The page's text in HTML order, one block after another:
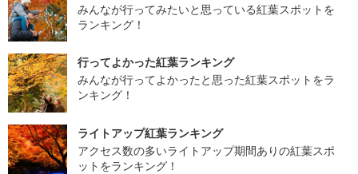
みんなが行ってみたいと思っている紅葉スポットを
ランキング！
行ってよかった紅葉ランキング
みんなが行ってよかったと思った紅葉スポットをラ
ンキング！
ライトアップ紅葉ランキング
アクセス数の多いライトアップ期間ありの紅葉スポ
ットをランキング！